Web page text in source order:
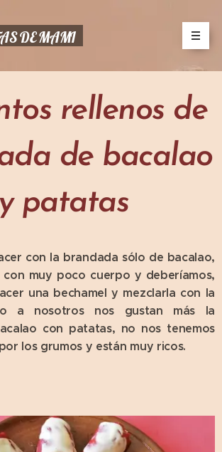
DE MAMI
rellenos de
de bacalao
y patatas
con la brandada sólo de bacalao,
muy poco cuerpo y deberíamos,
una bechamel y mezclarla con la
a nosotros nos gustan más la
con patatas, no nos tenemos
los grumos y están muy ricos.